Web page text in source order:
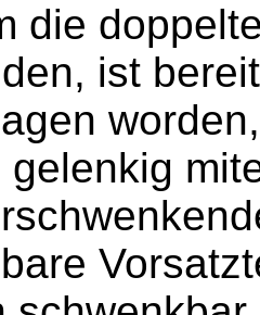
die
ist
gelenkig